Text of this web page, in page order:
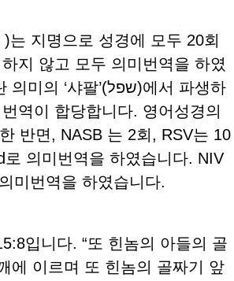
지 않고 모두 의미번역을 하였
역이 합당합니다. 영어성경의
반면, NASB 는 2회, RSV는 10
의미번역을 하였습니다. NIV
미번역을 하였습니다.
입니다. “또 힌놈의 아들의 골
에 이르며 또 힌놈의 골짜기 앞